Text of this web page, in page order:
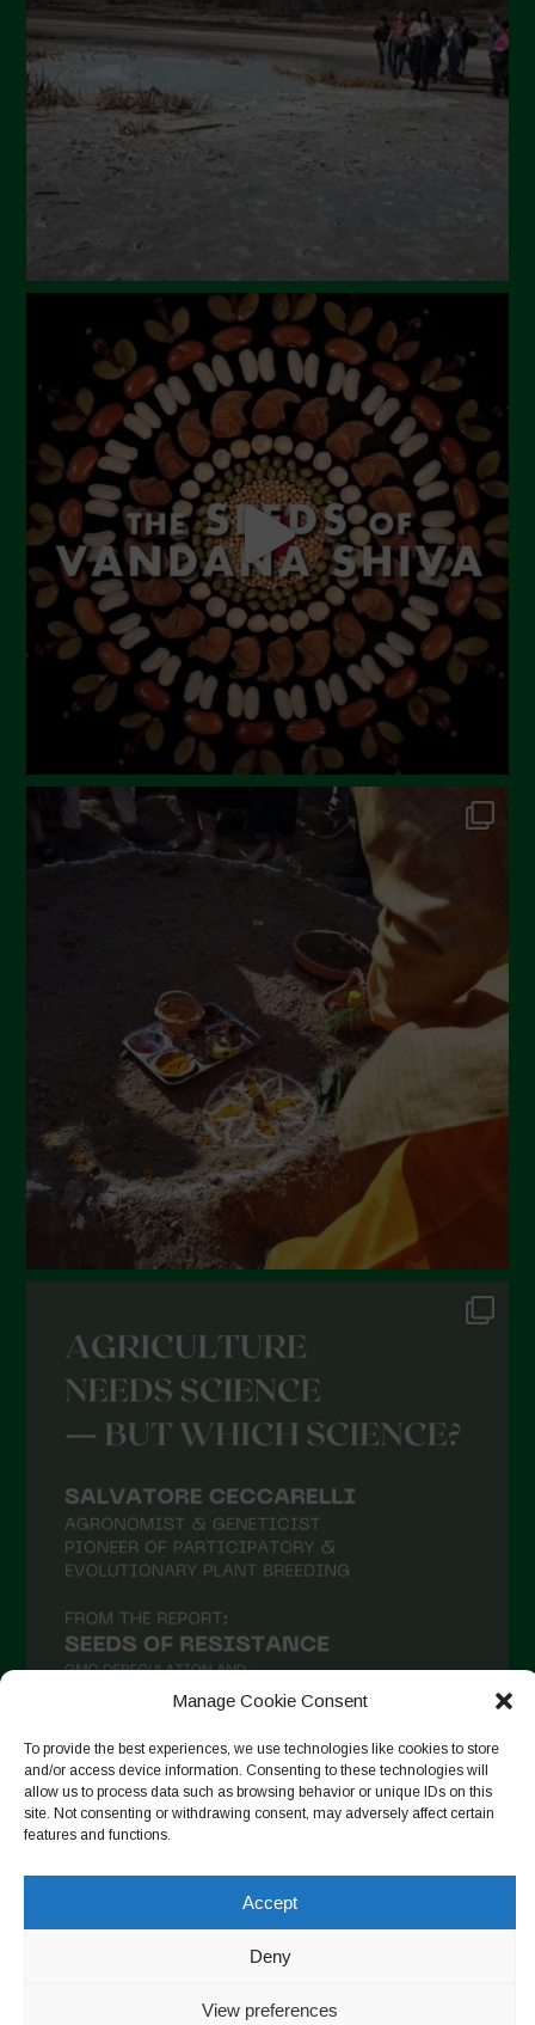
Manage Cookie Consent
To provide the best experiences, we use technologies like cookies to store
and/or access device information. Consenting to these technologies will
allow us to process data such as browsing behavior or unique IDs on this
site. Not consenting or withdrawing consent, may adversely affect certain
features and functions.
Accept
Deny
View preferences
Follow on Instagram
Copyright © 2026. All rights reserved.